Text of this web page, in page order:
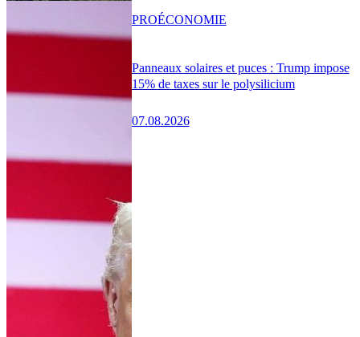
Panneaux solaires et puces : Trump impose
15% de taxes sur le polysilicium
07.08.2026
PROÉCONOMIE